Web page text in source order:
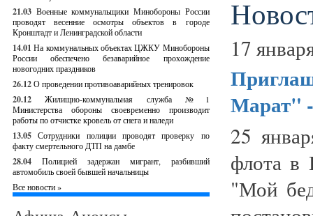
21.03 Военные коммунальщики Минобороны России
проводят весенние осмотры объектов в городе
Кронштадт и Ленинградской области
14.01 На коммунальных объектах ЦЖКУ Минобороны
России обеспечено безаварийное прохождение
новогодних праздников
26.12О проведении противоаварийных тренировок
20.12
Жилищно-коммунальная служба №1
Министерства обороны своевременно производит
работы по отчистке кровель от снега и наледи
13.05 Сотрудники полиции проводят проверку по
факту смертельного ДТП на дамбе
28.04
Полицией задержан мигрант, разбивший
автомобиль своей бывшей начальницы
Все новости »
17
Марат"
25
флота в
"Мой